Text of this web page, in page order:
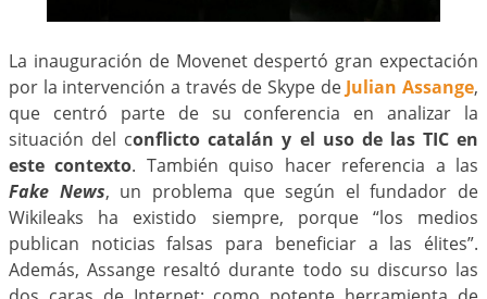
La inauguración de Movenet despertó gran expectación
por la intervención a través de Skype de Julian Assange,
que centró parte de su conferencia en analizar la
situación del conflicto catalán y el uso de las TIC en
este contexto. También quiso hacer referencia a las
Fake News, un problema que según el fundador de
Wikileaks ha existido siempre, porque “los medios
publican noticias falsas para beneficiar a las élites”.
Además, Assange resaltó durante todo su discurso las